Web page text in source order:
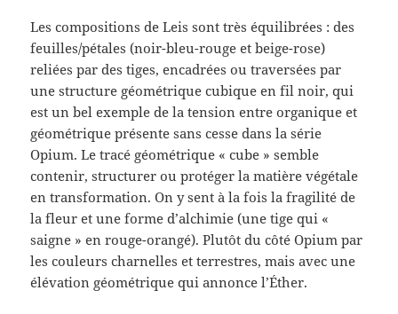
Les compositions de Leis sont très équilibrées : des
feuilles/pétales (noir-bleu-rouge et beige-rose)
reliées par des tiges, encadrées ou traversées par
une structure géométrique cubique en fil noir, qui
est un bel exemple de la tension entre organique et
géométrique présente sans cesse dans la série
Opium. Le tracé géométrique « cube » semble
contenir, structurer ou protéger la matière végétale
en transformation. On y sent à la fois la fragilité de
la fleur et une forme d’alchimie (une tige qui «
saigne » en rouge-orangé). Plutôt du côté Opium par
les couleurs charnelles et terrestres, mais avec une
élévation géométrique qui annonce l’Éther.